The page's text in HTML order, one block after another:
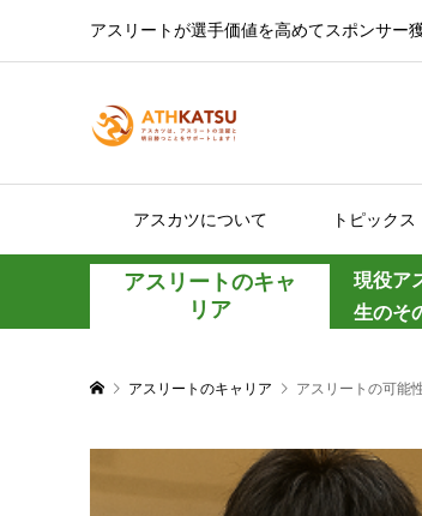
アスリートが選手価値を高めてスポンサー
アスカツについて トピックス
アスリートのキャ
リア
現役ア
生のそ
アスリートのキャリア アスリートの可能